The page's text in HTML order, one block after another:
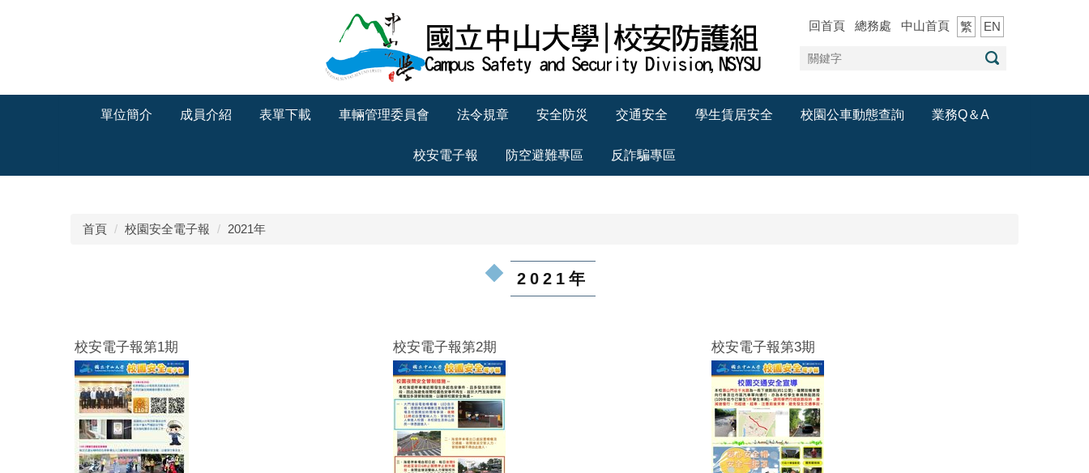
回首頁 總務處 中山首頁 繁 EN
單位簡介 成員介紹 表單下載 車輛管理委員會 法令規章 安全防災 交通安全 學生賃居安全 校園公車動態查詢 業務Q＆A
校安電子報 防空避難專區 反詐騙專區
首頁 校園安全電子報 2021年
2021年
校安電子報第1期 校安電子報第2期 校安電子報第3期